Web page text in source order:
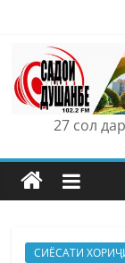
content
27 сол
СИЁСАТИ